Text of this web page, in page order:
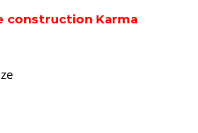
construction Karma